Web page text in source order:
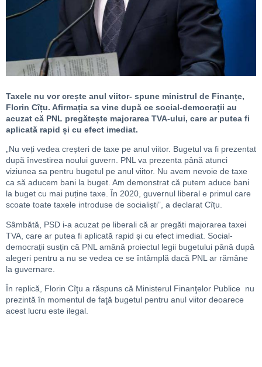
Taxele nu vor crește anul viitor- spune ministrul de Finanțe,
Florin Cîțu. Afirmația sa vine după ce social-democrații au
acuzat că PNL pregătește majorarea TVA-ului, care ar putea fi
aplicată rapid și cu efect imediat.
„Nu veți vedea creșteri de taxe pe anul viitor. Bugetul va fi prezentat
după învestirea noului guvern. PNL va prezenta până atunci
viziunea sa pentru bugetul pe anul viitor. Nu avem nevoie de taxe
ca să aducem bani la buget. Am demonstrat că putem aduce bani
la buget cu mai puține taxe. În 2020, guvernul liberal e primul care
scoate toate taxele introduse de socialiști”, a declarat Cîțu.
Sâmbătă, PSD i-a acuzat pe liberali că ar pregăti majorarea taxei
TVA, care ar putea fi aplicată rapid și cu efect imediat. Social-
democrații susțin că PNL amână proiectul legii bugetului până după
alegeri pentru a nu se vedea ce se întâmplă dacă PNL ar rămâne
la guvernare.
În replică, Florin Cîţu a răspuns că Ministerul Finanţelor Publice nu
prezintă în momentul de faţă bugetul pentru anul viitor deoarece
acest lucru este ilegal.